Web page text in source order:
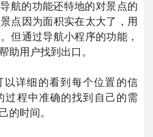
航的功能还特地的对景点的
点因为面积实在太大了，用
但通过导航小程序的功能，
助用户找到出口。
以详细的看到每个位置的信
过程中准确的找到自己的需
的时间。